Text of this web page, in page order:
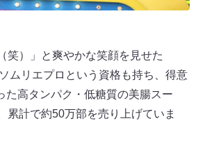
笑）」と爽やかな笑顔を見せた
ムリエプロという資格も持ち、得意
た高タンパク・低糖質の美腸スー
累計で約50万部を売り上げていま